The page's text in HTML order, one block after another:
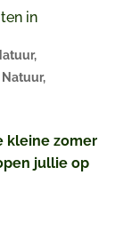
in
,
Natuur,
kleine zomer
jullie op